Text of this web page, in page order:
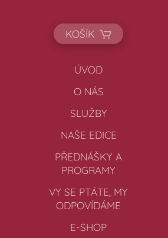
KOŠÍK
ÚVOD
O NÁS
SLUŽBY
NAŠE EDICE
PŘEDNÁŠKY A
PROGRAMY
VY SE PTÁTE, MY
ODPOVÍDÁME
E-SHOP